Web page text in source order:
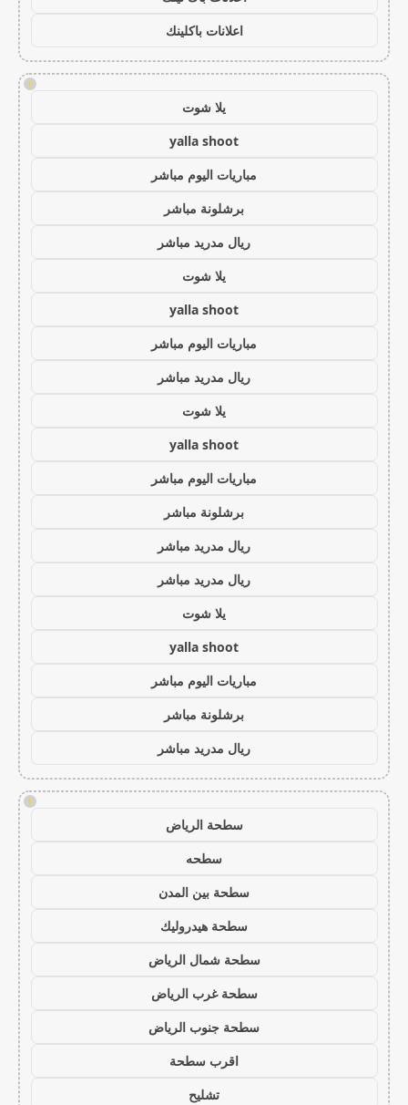
اعلانات باكلينك
!
يلا شوت
yalla shoot
مباريات اليوم مباشر
برشلونة مباشر
ريال مدريد مباشر
يلا شوت
yalla shoot
مباريات اليوم مباشر
ريال مدريد مباشر
يلا شوت
yalla shoot
مباريات اليوم مباشر
برشلونة مباشر
ريال مدريد مباشر
ريال مدريد مباشر
يلا شوت
yalla shoot
مباريات اليوم مباشر
برشلونة مباشر
ريال مدريد مباشر
!
سطحة الرياض
سطحه
سطحة بين المدن
سطحة هيدروليك
سطحة شمال الرياض
سطحة غرب الرياض
سطحة جنوب الرياض
اقرب سطحة
تشليح